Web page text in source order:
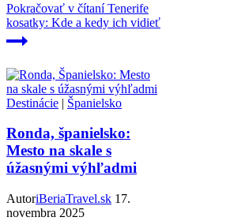
Pokračovať v čítaníTenerife
kosatky: Kde a kedy ich vidieť
Destinácie | Španielsko
Ronda, španielsko:
Mesto na skale s
úžasnými výhľadmi
AutoriBeriaTravel.sk 17.
novembra 2025